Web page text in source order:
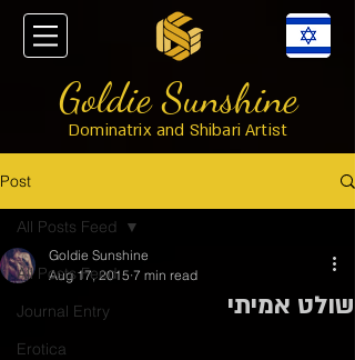
Goldie Sunshine
Dominatrix and Shibari Artist
Post
All Posts Feed
Journal Entry
Erotica
All Posts Feed
שולט אמיתי
Goldie Sunshine
Aug 17, 2015 7 min read